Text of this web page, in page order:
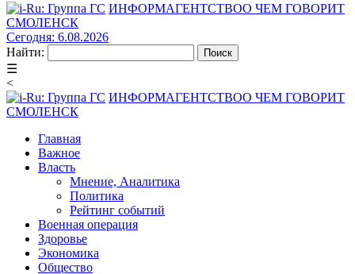
ИНФОРМАГЕНТСТВОО ЧЕМ ГОВОРИТ
СМОЛЕНСК
Сегодня: 6.08.2026
Найти:
☰
<
ИНФОРМАГЕНТСТВОО ЧЕМ ГОВОРИТ
СМОЛЕНСК
Главная
Важное
Власть
Мнение, Аналитика
Политика
Рейтинг событий
Военная операция
Здоровье
Экономика
Общество